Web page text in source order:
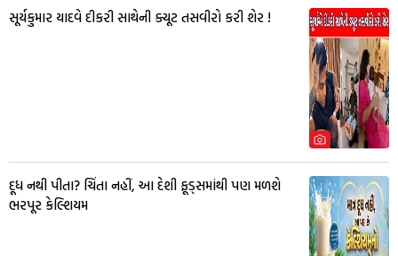
સૂર્યકુમાર યાદવે દીકરી સાથેની ક્યૂટ તસવીરો કરી શેર !
દૂધ નથી પીતા? ચિંતા નહીં, આ દેશી ફૂડ્સમાંથી પણ મળશે
ભરપૂર કેલ્શિયમ